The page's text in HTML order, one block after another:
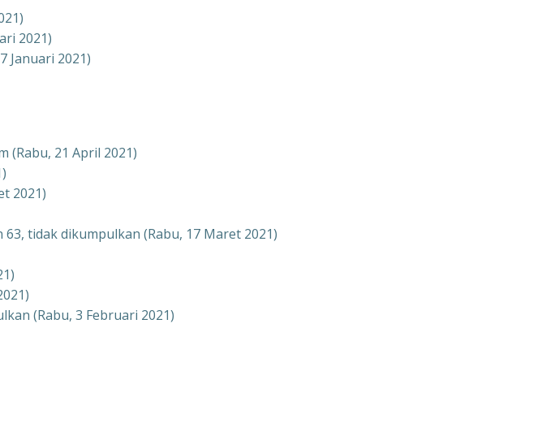
2021)
Januari 2021)
(Rabu, 21 April 2021)
2021)
tidak dikumpulkan (Rabu, 17 Maret 2021)
(Rabu, 3 Februari 2021)